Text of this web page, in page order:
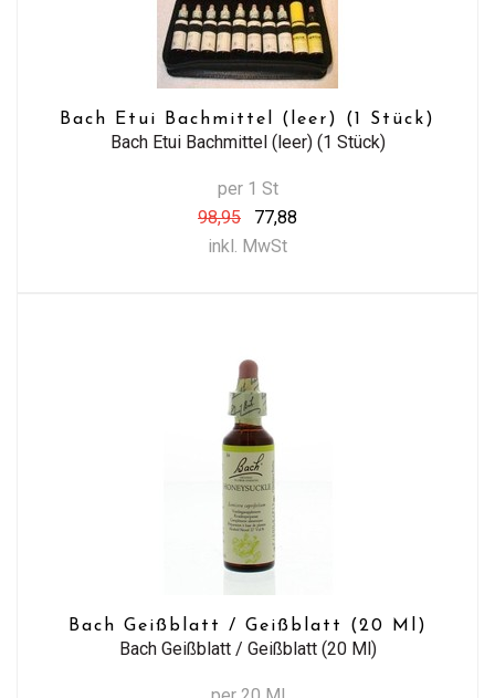
Bach Etui Bachmittel (leer) (1 Stück)
Bach Etui Bachmittel (leer) (1 Stück)
per 1 St
98,95
77,88
inkl. MwSt
Bach Geißblatt / Geißblatt (20 Ml)
Bach Geißblatt / Geißblatt (20 Ml)